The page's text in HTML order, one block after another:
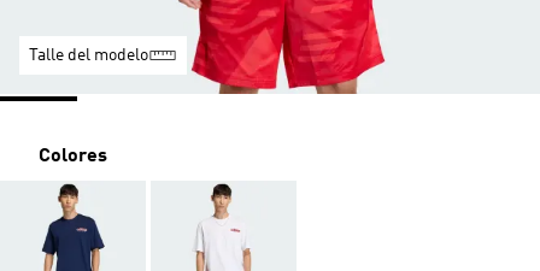
Talle del modelo
Colores